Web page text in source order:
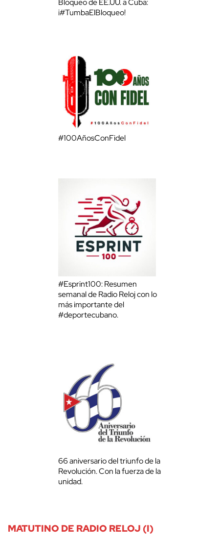
Bloqueo de EE.UU. a Cuba:
¡#TumbaElBloqueo!
#100AñosConFidel
#Esprint100: Resumen
semanal de Radio Reloj con lo
más importante del
#deportecubano.
66 aniversario del triunfo de la
Revolución. Con la fuerza de la
unidad.
MATUTINO DE RADIO RELOJ (I)